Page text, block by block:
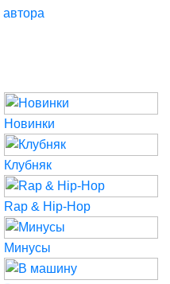
Новинки
Клубняк
Rap & Hip-Hop
Минусы